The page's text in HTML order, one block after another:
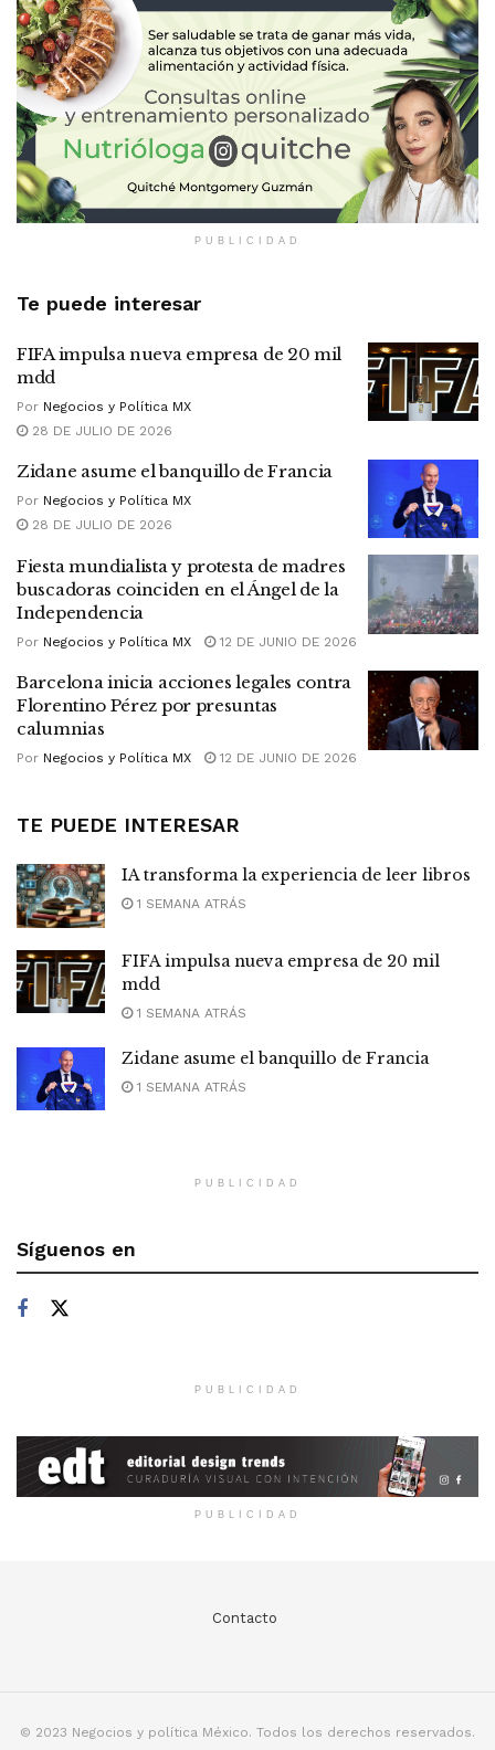
PUBLICIDAD
Te puede interesar
FIFA impulsa nueva empresa de 20 mil
mdd
Por Negocios y Política MX
28 DE JULIO DE 2026
Zidane asume el banquillo de Francia
Por Negocios y Política MX
28 DE JULIO DE 2026
Fiesta mundialista y protesta de madres
buscadoras coinciden en el Ángel de la
Independencia
Por Negocios y Política MX 12 DE JUNIO DE 2026
Barcelona inicia acciones legales contra
Florentino Pérez por presuntas
calumnias
Por Negocios y Política MX 12 DE JUNIO DE 2026
TE PUEDE INTERESAR
IA transforma la experiencia de leer libros
1 SEMANA ATRÁS
FIFA impulsa nueva empresa de 20 mil
mdd
1 SEMANA ATRÁS
Zidane asume el banquillo de Francia
1 SEMANA ATRÁS
PUBLICIDAD
Síguenos en
PUBLICIDAD
PUBLICIDAD
Contacto
© 2023 Negocios y política México. Todos los derechos reservados.